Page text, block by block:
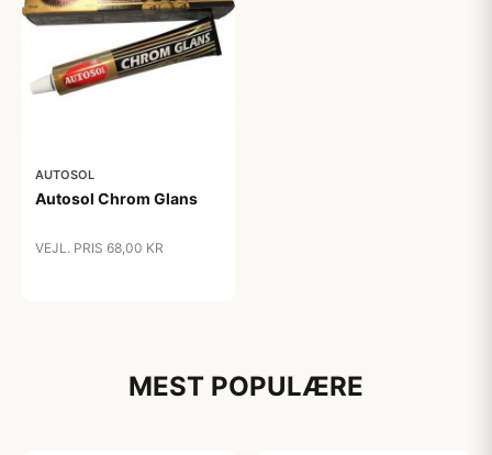
AUTOSOL
Autosol Chrom Glans
VEJL. PRIS 68,00 KR
MEST POPULÆRE